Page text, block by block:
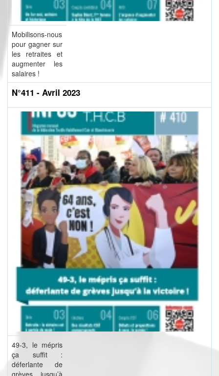
Mobilisons-nous
pour gagner sur
les retraites et
augmenter les
salaires !
N°411 - Avril 2023
49-3, le mépris
ça suffit :
déferlante de